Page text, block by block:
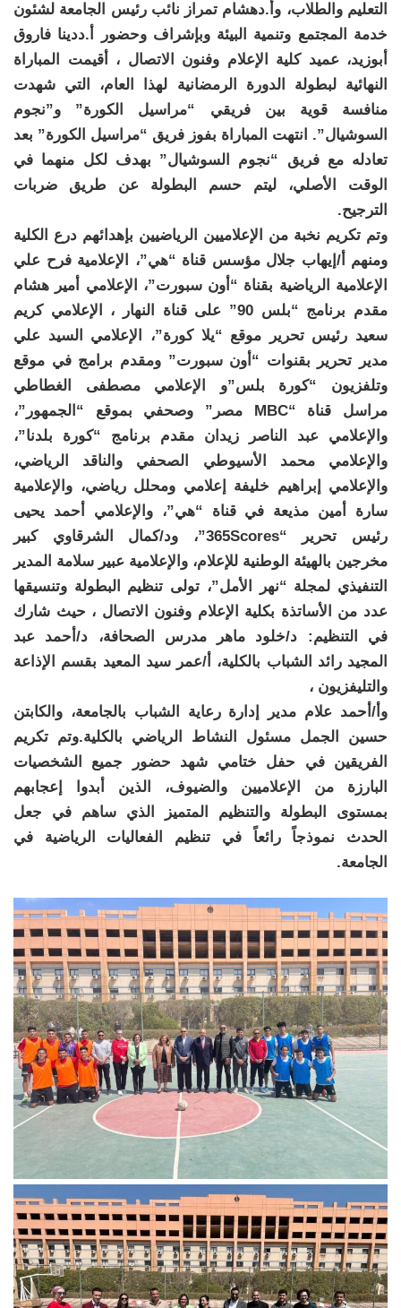
التعليم والطلاب، وأ.دهشام تمراز نائب رئيس الجامعة لشئون
خدمة المجتمع وتنمية البيئة وبإشراف وحضور أ.ددينا فاروق
أبوزيد، عميد كلية الإعلام وفنون الاتصال ، أقيمت المباراة
النهائية لبطولة الدورة الرمضانية لهذا العام، التي شهدت
منافسة قوية بين فريقي “مراسيل الكورة” و”نجوم
السوشيال”. انتهت المباراة بفوز فريق “مراسيل الكورة” بعد
تعادله مع فريق “نجوم السوشيال” بهدف لكل منهما في
الوقت الأصلي، ليتم حسم البطولة عن طريق ضربات
الترجيح.
وتم تكريم نخبة من الإعلاميين الرياضيين بإهدائهم درع الكلية
ومنهم أ/إيهاب جلال مؤسس قناة “هي”، الإعلامية فرح علي
الإعلامية الرياضية بقناة “أون سبورت”، الإعلامي أمير هشام
مقدم برنامج “بلس 90” على قناة النهار ، الإعلامي كريم
سعيد رئيس تحرير موقع “يلا كورة”، الإعلامي السيد علي
مدير تحرير بقنوات “أون سبورت” ومقدم برامج في موقع
وتلفزيون “كورة بلس”و الإعلامي مصطفى الغطاطي
مراسل قناة “MBC مصر” وصحفي بموقع “الجمهور”،
والإعلامي عبد الناصر زيدان مقدم برنامج “كورة بلدنا”،
والإعلامي محمد الأسيوطي الصحفي والناقد الرياضي،
والإعلامي إبراهيم خليفة إعلامي ومحلل رياضي، والإعلامية
سارة أمين مذيعة في قناة “هي”، والإعلامي أحمد يحيى
رئيس تحرير “365Scores”، ود/كمال الشرقاوي كبير
مخرجين بالهيئة الوطنية للإعلام، والإعلامية عبير سلامة المدير
التنفيذي لمجلة “نهر الأمل”، تولى تنظيم البطولة وتنسيقها
عدد من الأساتذة بكلية الإعلام وفنون الاتصال ، حيث شارك
في التنظيم: د/خلود ماهر مدرس الصحافة، د/أحمد عبد
المجيد رائد الشباب بالكلية، أ/عمر سيد المعيد بقسم الإذاعة
والتليفزيون ،
وأ/أحمد علام مدير إدارة رعاية الشباب بالجامعة، والكابتن
حسين الجمل مسئول النشاط الرياضي بالكلية.وتم تكريم
الفريقين في حفل ختامي شهد حضور جميع الشخصيات
البارزة من الإعلاميين والضيوف، الذين أبدوا إعجابهم
بمستوى البطولة والتنظيم المتميز الذي ساهم في جعل
الحدث نموذجاً رائعاً في تنظيم الفعاليات الرياضية في
الجامعة.